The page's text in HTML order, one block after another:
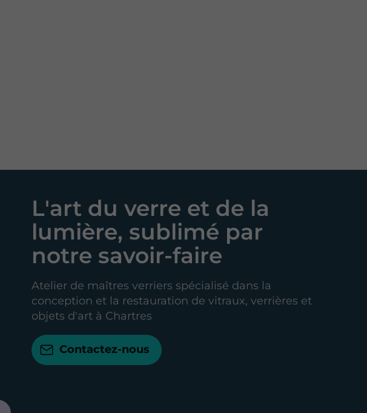
L'art du verre et de la
lumière, sublimé par
notre savoir-faire
Atelier de maîtres verriers spécialisé dans la
conception et la restauration de vitraux, verrières et
objets d'art à Chartres
Contactez-nous